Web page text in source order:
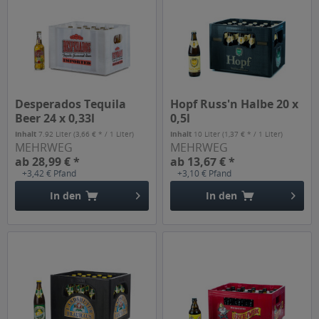
Desperados Tequila
Beer 24 x 0,33l
Inhalt7.92 Liter(3,66 € * / 1 Liter)
MEHRWEG
ab 28,99 € *
+3,42 € Pfand
In den
Hopf Russ'n Halbe 20 x
0,5l
Inhalt 10 Liter(1,37 € * / 1 Liter)
MEHRWEG
ab 13,67 € *
+3,10 € Pfand
In den